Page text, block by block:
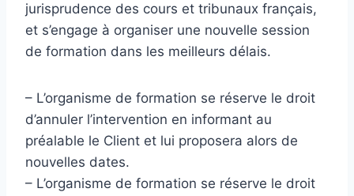
jurisprudence des cours et tribunaux français,
et s’engage à organiser une nouvelle session
de formation dans les meilleurs délais.
– L’organisme de formation se réserve le droit
d’annuler l’intervention en informant au
préalable le Client et lui proposera alors de
nouvelles dates.
– L’organisme de formation se réserve le droit